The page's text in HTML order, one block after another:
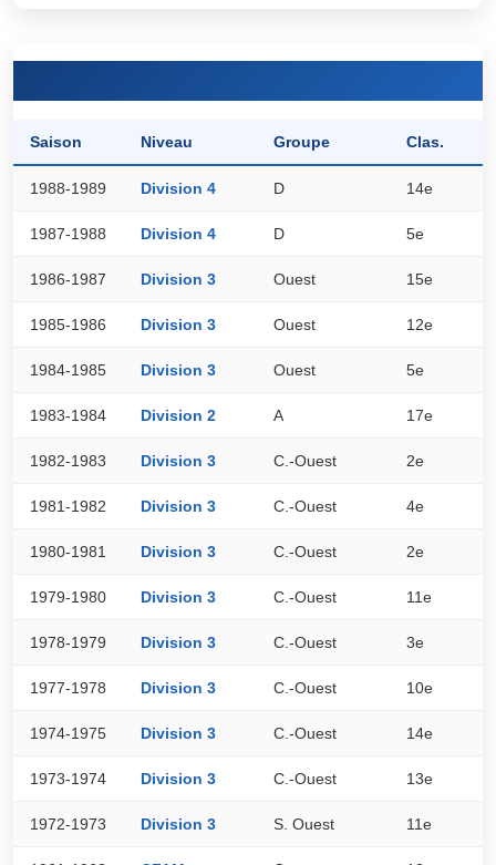
Saison Niveau Groupe Clas.
1988-1989 Division 4 D 14e
1987-1988 Division 4 D 5e
1986-1987 Division 3 Ouest 15e
1985-1986 Division 3 Ouest 12e
1984-1985 Division 3 Ouest 5e
1983-1984 Division 2 A 17e
1982-1983 Division 3 C.-Ouest 2e
1981-1982 Division 3 C.-Ouest 4e
1980-1981 Division 3 C.-Ouest 2e
1979-1980 Division 3 C.-Ouest 11e
1978-1979 Division 3 C.-Ouest 3e
1977-1978 Division 3 C.-Ouest 10e
1974-1975 Division 3 C.-Ouest 14e
1973-1974 Division 3 C.-Ouest 13e
1972-1973 Division 3 S. Ouest 11e